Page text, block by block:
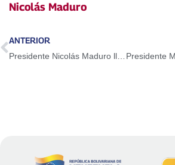
Nicolás Maduro
ANTERIOR
Presidente Nicolás Maduro llama a repudiar acciones criminales de la derecha fascista en el país